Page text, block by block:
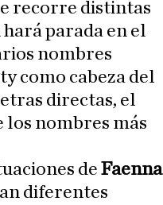
recorre distintas
hará parada en el
nombres
como cabeza del
directas, el
los nombres más
de Faenna
diferentes